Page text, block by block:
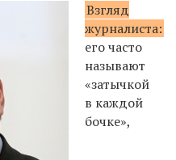
Взгляд
журналиста:
его часто
называют
«затычкой
в каждой
бочке»,